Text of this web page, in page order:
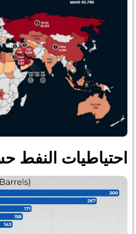
احتياطيات النفط